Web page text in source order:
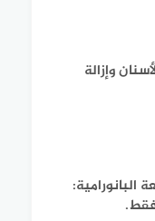
وإزالة
البانورامية: